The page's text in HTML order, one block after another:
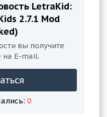
LetraKid:
2.7.1 Mod
вы получите
E-mail.
0